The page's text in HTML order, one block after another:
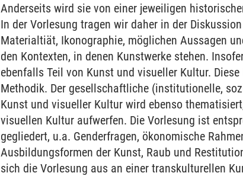
Anderseits wird sie von einer jeweiligen
In der Vorlesung tragen wir daher in der
Materialtiät, Ikonographie, möglichen Aussagen
den Kontexten, in denen Kunstwerke stehen.
ebenfalls Teil von Kunst und visueller Kultur.
Methodik. Der gesellschaftliche (institutionelle,
Kunst und visueller Kultur wird ebenso
visuellen Kultur aufwerfen. Die Vorlesung ist
gegliedert, u.a. Genderfragen, ökonomische
Ausbildungsformen der Kunst, Raub und
sich die Vorlesung aus an einer transkulturellen